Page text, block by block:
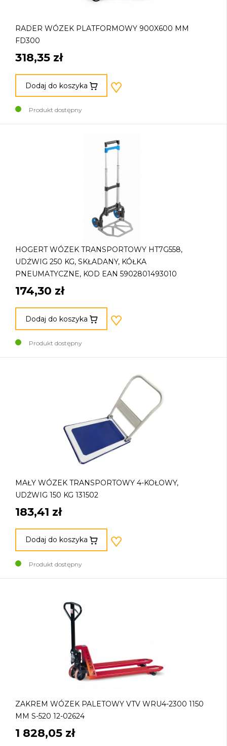
RADER WÓZEK PLATFORMOWY 900X600 MM
FD300
318,35 zł
Dodaj do koszyka
Produkt dostępny
HOGERT WÓZEK TRANSPORTOWY HT7G558,
UDŹWIG 250 KG, SKŁADANY, KÓŁKA
PNEUMATYCZNE, KOD EAN 5902801493010
174,30 zł
Dodaj do koszyka
Produkt dostępny
MAŁY WÓZEK TRANSPORTOWY 4-KOŁOWY,
UDŹWIG 150 KG 131502
183,41 zł
Dodaj do koszyka
Produkt dostępny
ZAKREM WÓZEK PALETOWY VTV WRU4-2300 1150
MM S-520 12-02624
1 828,05 zł